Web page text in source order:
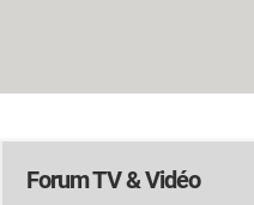
Forum TV & Vidéo